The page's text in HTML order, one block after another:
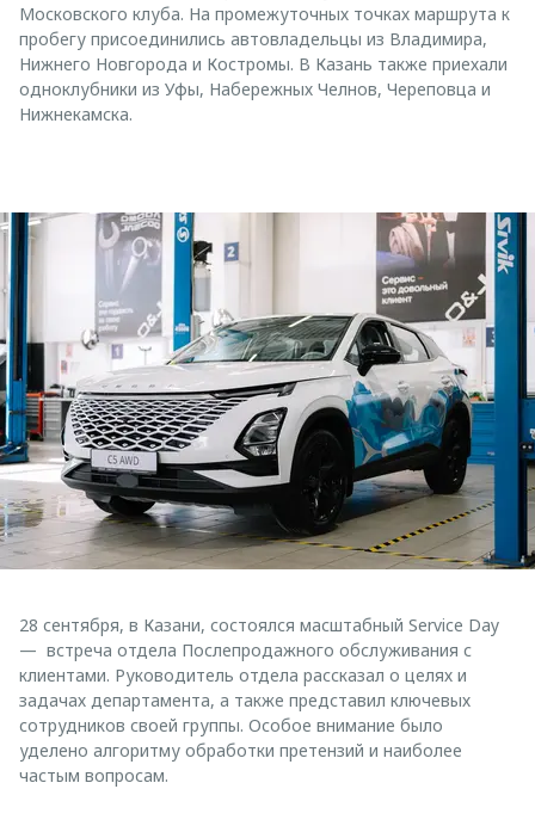
Московского клуба. На промежуточных точках маршрута к
пробегу присоединились автовладельцы из Владимира,
Нижнего Новгорода и Костромы. В Казань также приехали
одноклубники из Уфы, Набережных Челнов, Череповца и
Нижнекамска.
28 сентября, в Казани, состоялся масштабный Service Day
— встреча отдела Послепродажного обслуживания с
клиентами. Руководитель отдела рассказал о целях и
задачах департамента, а также представил ключевых
сотрудников своей группы. Особое внимание было
уделено алгоритму обработки претензий и наиболее
частым вопросам.